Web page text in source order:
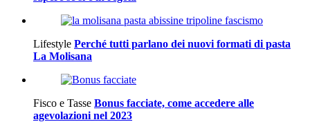
Lifestyle Perché tutti parlano dei nuovi formati di pasta
La Molisana
Fisco e Tasse Bonus facciate, come accedere alle
agevolazioni nel 2023